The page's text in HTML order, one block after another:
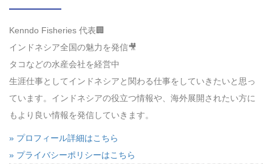
Kenndo Fisheries 代表🏢
インドネシア全国の魅力を発信🎥
タコなどの水産会社を経営中
生涯仕事としてインドネシアと関わる仕事をしていきたいと思っ
ています。インドネシアの役立つ情報や、海外展開されたい方に
もより良い情報を発信していきます。
» プロフィール詳細はこちら
» プライバシーポリシーはこちら